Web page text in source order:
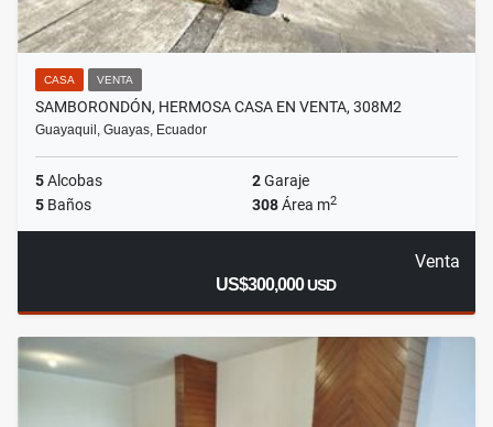
CASA VENTA
SAMBORONDÓN, HERMOSA CASA EN VENTA, 308M2
Guayaquil, Guayas, Ecuador
5Alcobas 2Garaje
5 Baños 308Área m2
Venta
US$300,000USD